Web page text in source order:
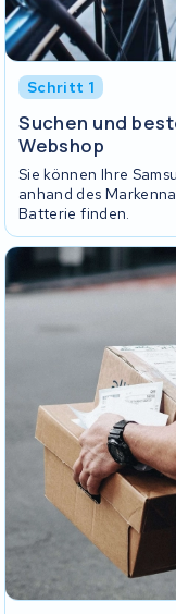
Schritt 1
Suchen und
Webshop
Sie können Ihre
anhand des
Batterie finden.